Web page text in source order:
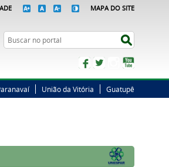
MAPA DO SITE
Busca
FacebookTwitterInstagram
União da Vitória Guatupê